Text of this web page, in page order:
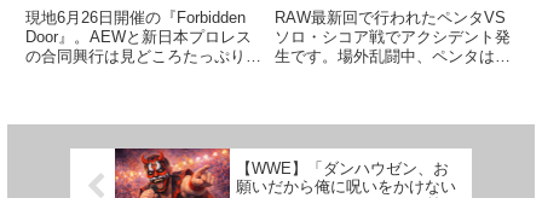
場！
現地6月26日開催の『Forbidden
Door』。AEWと新日本プロレス
の合同興行は見どころたっぷりの
ンは大盛りあがり...
ナメントを不戦勝で勝ち上
がり
RAW最新回で行われたペンタVS
ソロ・シコア戦でアクシデント発
生です。場外乱闘中、ペンタはバ
クターストップとなりました。
Pe...
【WWE】「ダンハウゼン、お
願いだから俺に呪いをかけない